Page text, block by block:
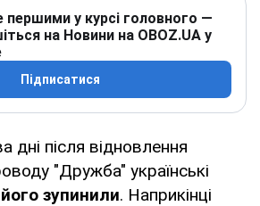
першими у курсі головного —
на Новини на OBOZ.UA у
Підписатися
дні після відновлення
"Дружба" українські
зупинили. Наприкінці